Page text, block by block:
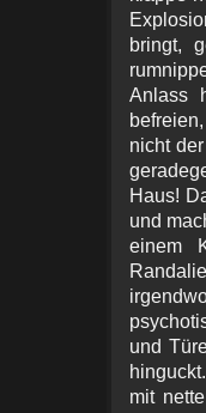
bringt,
Anlass
nicht
Haus!
und
einem
und
mit